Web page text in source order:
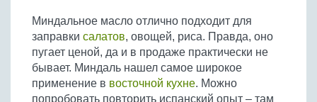
Миндальное масло отлично подходит для
заправки салатов, овощей, риса. Правда, оно
пугает ценой, да и в продаже практически не
бывает. Миндаль нашел самое широкое
применение в восточной кухне. Можно
попробовать повторить испанский опыт – там